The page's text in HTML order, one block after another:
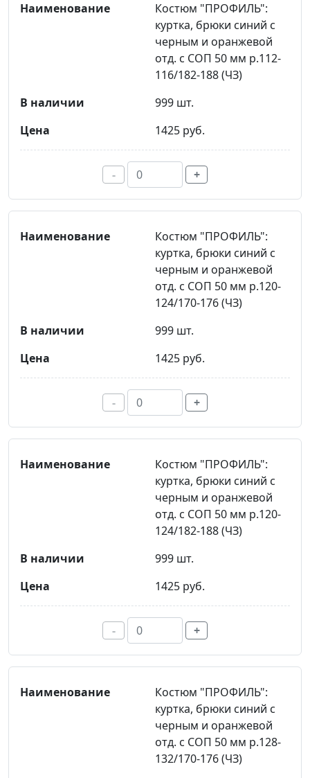
Костюм "ПРОФИЛЬ":
куртка, брюки синий с
черным и оранжевой
отд. с СОП 50 мм р.112-
116/182-188 (ЧЗ)
999 шт.
1425 руб.
- +
Костюм "ПРОФИЛЬ":
куртка, брюки синий с
черным и оранжевой
отд. с СОП 50 мм р.120-
124/170-176 (ЧЗ)
999 шт.
1425 руб.
- +
Костюм "ПРОФИЛЬ":
куртка, брюки синий с
черным и оранжевой
отд. с СОП 50 мм р.120-
124/182-188 (ЧЗ)
999 шт.
1425 руб.
- +
Костюм "ПРОФИЛЬ":
куртка, брюки синий с
черным и оранжевой
отд. с СОП 50 мм р.128-
132/170-176 (ЧЗ)